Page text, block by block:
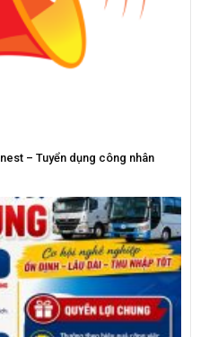
– Tuyển dụng công nhân